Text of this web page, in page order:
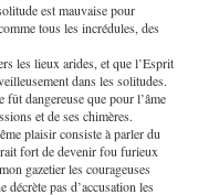
est mauvaise pour
tous les incrédules, des
les lieux arides, et que l’Esprit
dans les solitudes.
dangereuse que pour l’âme
et de ses chimères.
plaisir consiste à parler du
fort de devenir fou furieux
gazetier les courageuses
décrète pas d’accusation les